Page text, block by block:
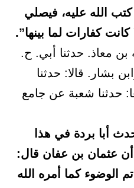
الله عليه، فيصلي
كفارات لما بينها”.
بن معاذ. حدثنا أبي. ح.
بشار. قالا: حدثنا
حدثنا شعبة عن جامع
أبا بردة في هذا
عثمان بن عفان قال:
الوضوء كما أمره الله